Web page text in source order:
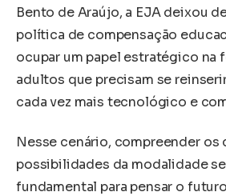
Bento de Araújo, a EJA deixou
política de compensação
ocupar um papel estratégico na
adultos que precisam se
cada vez mais tecnológico e
Nesse cenário, compreender os
possibilidades da modalidade
fundamental para pensar o